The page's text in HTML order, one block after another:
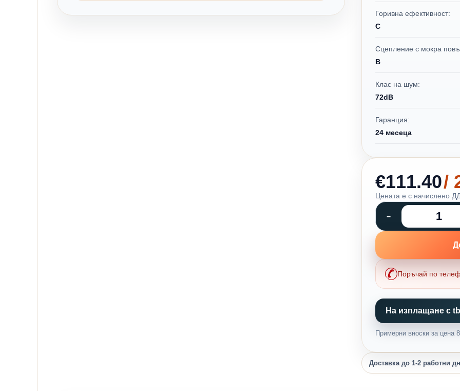
Горивна ефективност:
C
Сцепление с мокра
B
Клас на шум:
72dB
Гаранция:
24 месеца
€111.40/
Цената е с начислено
Поръчай по
На изплащане с
Примерни вноски за цена
Доставка до 1-2 работни